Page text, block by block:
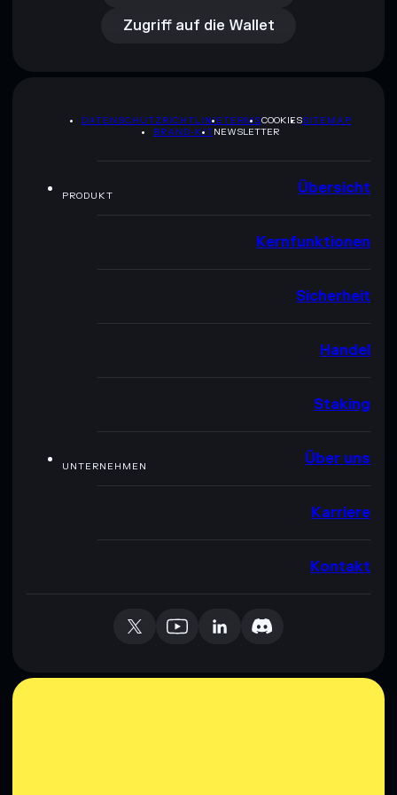
Zugriff auf die Wallet
DATENSCHUTZRICHTLINIETERMSCOOKIESSITEMAP
BRAND-KITNEWSLETTER
PRODUKT Übersicht
Kernfunktionen
Sicherheit
Handel
Staking
UNTERNEHMEN Über uns
Karriere
Kontakt